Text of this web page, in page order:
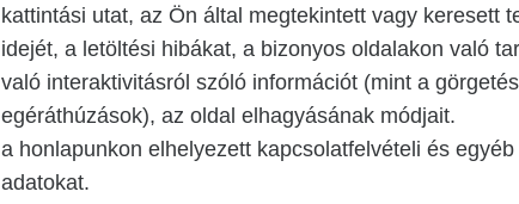
kattintási utat, az Ön által megtekintett vagy keresett
idejét, a letöltési hibákat, a bizonyos oldalakon való
való interaktivitásról szóló információt (mint a
egéráthúzások), az oldal elhagyásának módjait.
a honlapunkon elhelyezett kapcsolatfelvételi és
adatokat.